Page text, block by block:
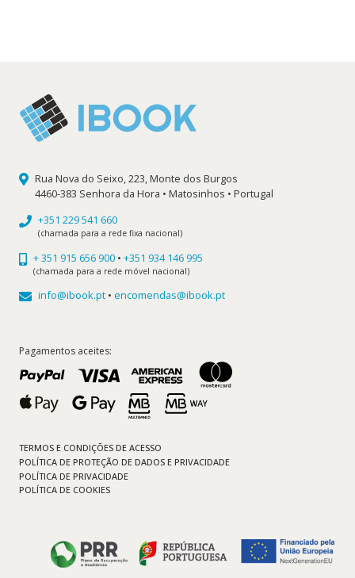
Rua Nova do Seixo, 223, Monte dos Burgos
4460-383 Senhora da Hora • Matosinhos • Portugal
+351 229 541 660
(chamada para a rede fixa nacional)
+ 351 915 656 900 • +351 934 146 995
(chamada para a rede móvel nacional)
info@ibook.pt • encomendas@ibook.pt
Pagamentos aceites:
TERMOS E CONDIÇÕES DE ACESSO
POLÍTICA DE PROTEÇÃO DE DADOS E PRIVACIDADE
POLÍTICA DE PRIVACIDADE
POLÍTICA DE COOKIES